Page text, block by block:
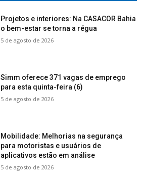
Projetos e interiores: Na CASACOR Bahia
o bem-estar se torna a régua
5 de agosto de 2026
Simm oferece 371 vagas de emprego
para esta quinta-feira (6)
5 de agosto de 2026
Mobilidade: Melhorias na segurança
para motoristas e usuários de
aplicativos estão em análise
5 de agosto de 2026